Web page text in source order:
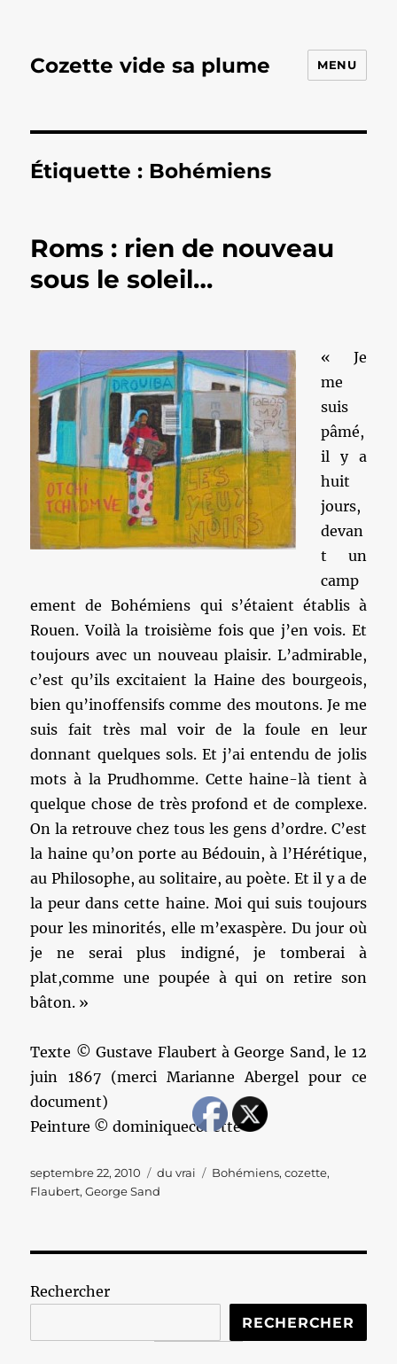
Cozette vide sa plume MENU
Étiquette : Bohémiens
Roms : rien de nouveau
sous le soleil…
« Je
me
suis
pâmé,
il y a
huit
jours,
devan
t un
camp
ement de Bohémiens qui s’étaient établis à
Rouen. Voilà la troisième fois que j’en vois. Et
toujours avec un nouveau plaisir. L’admirable,
c’est qu’ils excitaient la Haine des bourgeois,
bien qu’inoffensifs comme des moutons. Je me
suis fait très mal voir de la foule en leur
donnant quelques sols. Et j’ai entendu de jolis
mots à la Prudhomme. Cette haine-là tient à
quelque chose de très profond et de complexe.
On la retrouve chez tous les gens d’ordre. C’est
la haine qu’on porte au Bédouin, à l’Hérétique,
au Philosophe, au solitaire, au poète. Et il y a de
la peur dans cette haine. Moi qui suis toujours
pour les minorités, elle m’exaspère. Du jour où
je ne serai plus indigné, je tomberai à
plat,comme une poupée à qui on retire son
bâton. »
Texte © Gustave Flaubert à George Sand, le 12
juin 1867 (merci Marianne Abergel pour ce
document)
Peinture © dominiquecozette
Publié
le
septembre 22, 2010 Catégories
du vrai Étiquettes
Bohémiens,cozette,
Flaubert,George Sand
Rechercher
RECHERCHER